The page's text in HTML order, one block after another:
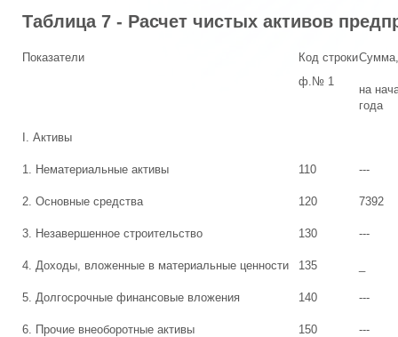
Таблица 7 - Расчет чистых активов
Показатели
Код строки
ф.№ 1
на
года
I. Активы
1. Нематериальные активы 110 ---
2. Основные средства 120 7392
3. Незавершенное строительство 130 ---
4. Доходы, вложенные в материальные ценности 135
5. Долгосрочные финансовые вложения 140 ---
6. Прочие внеоборотные активы 150 ---